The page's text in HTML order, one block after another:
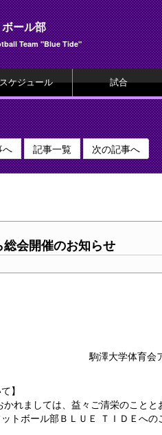
ール部
Team "Blue Tide"
スケジュール 試合
へ 記事一覧 次の記事へ
総会開催のお知らせ
アメリカン
】
れましては、益々ご清栄のことと
トボール部ＢＬＵＥ ＴＩＤＥへ